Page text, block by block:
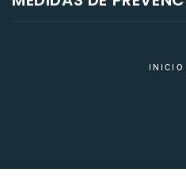
INICIO